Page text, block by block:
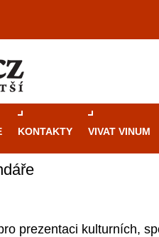
KONTAKTY VIVAT VINUM
prezentaci kulturních,
automaty